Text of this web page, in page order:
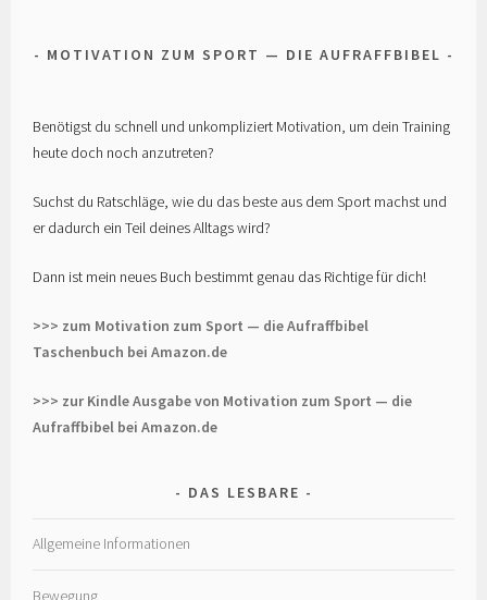
MOTIVATION ZUM SPORT — DIE AUFRAFFBIBEL
Benötigst du schnell und unkompliziert Motivation, um dein Training
heute doch noch anzutreten?
Suchst du Ratschläge, wie du das beste aus dem Sport machst und
er dadurch ein Teil deines Alltags wird?
Dann ist mein neues Buch bestimmt genau das Richtige für dich!
>>> zum Motivation zum Sport — die Aufraffbibel
Taschenbuch bei Amazon.de
>>> zur Kindle Ausgabe von Motivation zum Sport — die
Aufraffbibel bei Amazon.de
DAS LESBARE
Allgemeine Informationen